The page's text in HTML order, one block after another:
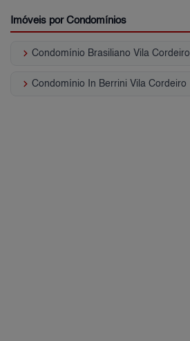
Imóveis por Condomínios
keyboard_arrow_right Condomínio Brasiliano Vila Cordeiro
keyboard_arrow_right Condomínio In Berrini Vila Cordeiro